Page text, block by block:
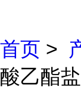
首页 >
酸乙酯